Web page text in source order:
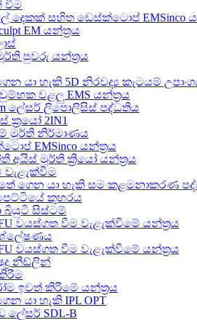
වීම
දෙකක් සහිත ඩෙස්ක්ටොප් EMSinco
EM යන්ත්‍රය
පුවරු යන්ත්‍රය
යා හැකි 5D නිරවද්‍ය කැටයම්
වළලු EMS යන්ත්‍රය
ලේසර් ලිපොලිසිස් පද්ධතිය
ක්‍රයෝ 2IN1
මූර්ති නිර්මාණය
EMSinco යන්ත්‍රය
අයිස් මූර්ති ක්‍රියෝ යන්ත්‍රය
ගෙන යා හැකි සම කළමනාකරණ
කුහරය
බියුටි සිස්ටම්
වයස්ගත වීම වැළැක්වීමේ යන්ත්‍රය
වයස්ගත වීම වැළැක්වීමේ යන්ත්‍රය
නීඩ්ලින්
ඉවත් කිරීමේ යන්ත්‍රය
යා හැකි IPL OPT
SDL-B